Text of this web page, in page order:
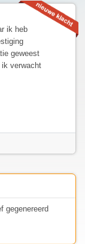
ik heb
geweest
verwacht
gegenereerd